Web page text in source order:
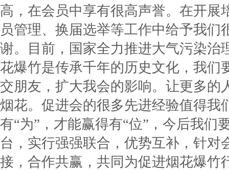
高，在会员中享有很高声誉。在开展
员管理、换届选举等工作中给予我们
谢。目前，国家全力推进大气污染治
花爆竹是传承千年的历史文化，我们
交朋友，扩大我会的影响。让更多的
烟花。促进会的很多先进经验值得我
有“为”，才能赢得有“位”，今后我们
台，实行强强联合，优势互补，针对
接，合作共赢，共同为促进烟花爆竹